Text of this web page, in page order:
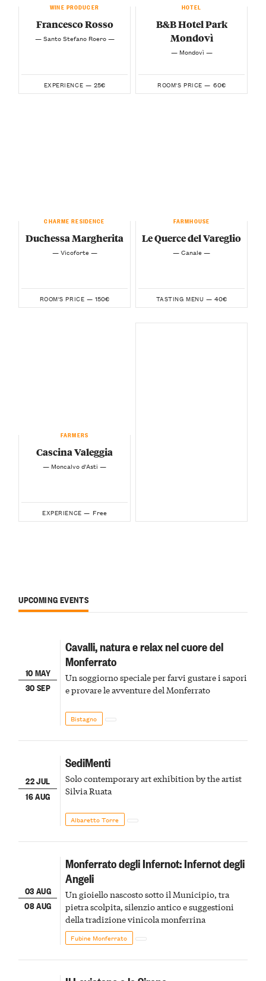
WINE PRODUCER
Francesco Rosso
— Santo Stefano Roero —
EXPERIENCE — 25€
HOTEL
B&B Hotel Park
Mondovì
— Mondovì —
ROOM'S PRICE — 60€
CHARME RESIDENCE
Duchessa Margherita
— Vicoforte —
ROOM'S PRICE — 150€
FARMHOUSE
Le Querce del Vareglio
— Canale —
TASTING MENU — 40€
FARMERS
Cascina Valeggia
— Moncalvo d'Asti —
EXPERIENCE — Free
UPCOMING EVENTS
10 MAY
30 SEP
Cavalli, natura e relax nel cuore del
Monferrato
Un soggiorno speciale per farvi gustare i sapori
e provare le avventure del Monferrato
Bistagno
22 JUL
16 AUG
SediMenti
Solo contemporary art exhibition by the artist
Silvia Ruata
Albaretto Torre
03 AUG
08 AUG
Monferrato degli Infernot: Infernot degli
Angeli
Un gioiello nascosto sotto il Municipio, tra
pietra scolpita, silenzio antico e suggestioni
della tradizione vinicola monferrina
Fubine Monferrato